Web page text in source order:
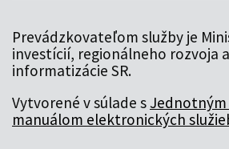
Prevádzkovateľom služby je
investícií, regionálneho rozvoja a
informatizácie SR.
Vytvorené v súlade s Jednotným
manuálom elektronických